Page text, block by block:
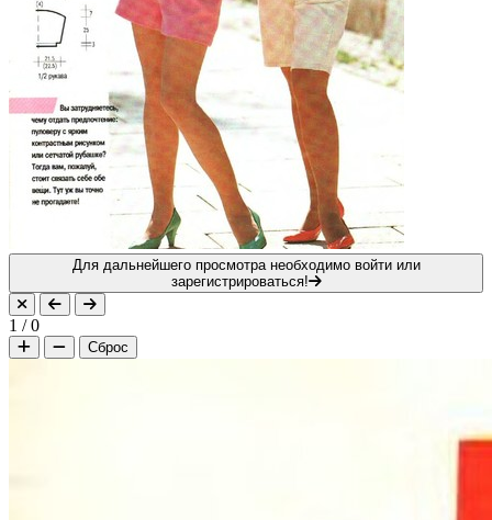
Для дальнейшего просмотра необходимо войти или
зарегистрироваться!
1 /0
Сброс